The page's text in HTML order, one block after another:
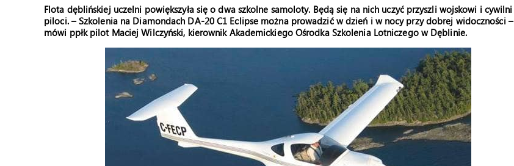
Flota dęblińskiej uczelni powiększyła się o dwa szkolne samoloty. Będą się na nich uczyć przyszli wojskowi i cywilni
piloci. – Szkolenia na Diamondach DA-20 C1 Eclipse można prowadzić w dzień i w nocy przy dobrej widoczności –
mówi ppłk pilot Maciej Wilczyński, kierownik Akademickiego Ośrodka Szkolenia Lotniczego w Dęblinie.